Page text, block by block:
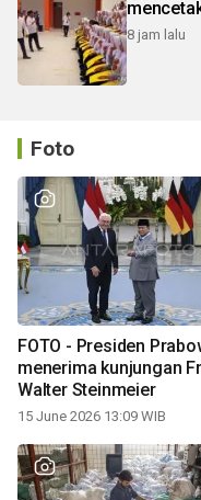
8 jam lalu
Foto
FOTO - Presiden
menerima kunjungan
Walter Steinmeier
15 June 2026 13:09 WIB